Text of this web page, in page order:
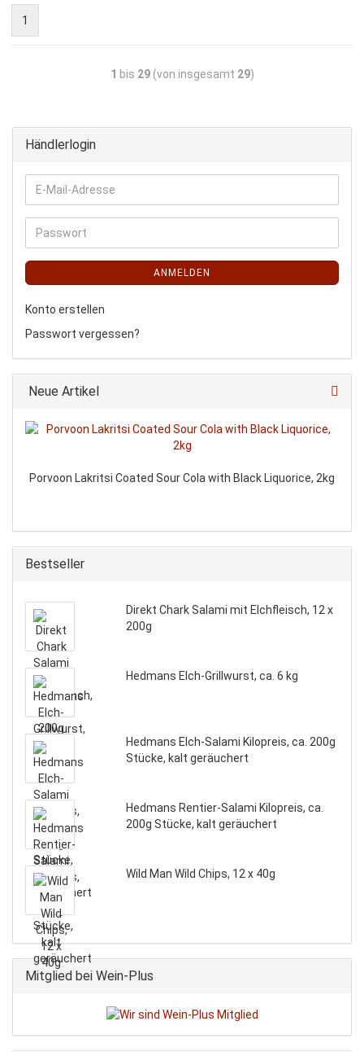
1
1 bis 29(von insgesamt 29)
Händlerlogin
ANMELDEN
Konto erstellen
Passwort vergessen?
Neue Artikel
Porvoon Lakritsi Coated Sour Cola with Black Liquorice, 2kg
Bestseller
Direkt Chark Salami mit Elchfleisch, 12 x
200g
Hedmans Elch-Grillwurst, ca. 6 kg
Hedmans Elch-Salami Kilopreis, ca. 200g
Stücke, kalt geräuchert
Hedmans Rentier-Salami Kilopreis, ca.
200g Stücke, kalt geräuchert
Wild Man Wild Chips, 12 x 40g
Mitglied bei Wein-Plus